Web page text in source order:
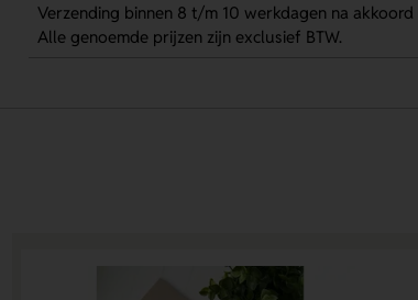
Verzending binnen 8 t/m 10 werkdagen na
Alle genoemde prijzen zijn exclusief BTW.